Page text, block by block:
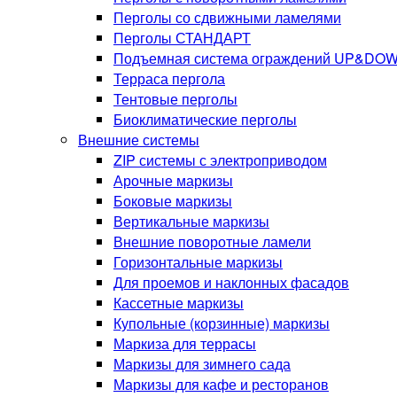
Перголы со сдвижными ламелями
Перголы СТАНДАРТ
Подъемная система ограждений
Терраса пергола
Тентовые перголы
Биоклиматические перголы
Внешние системы
ZIP системы с электроприводом
Арочные маркизы
Боковые маркизы
Вертикальные маркизы
Внешние поворотные ламели
Горизонтальные маркизы
Для проемов и наклонных фасадов
Кассетные маркизы
Купольные (корзинные) маркизы
Маркиза для террасы
Маркизы для зимнего сада
Маркизы для кафе и ресторанов